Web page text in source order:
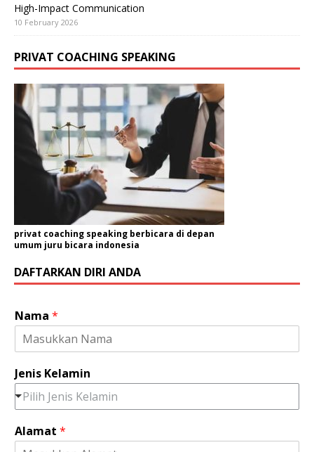
High-Impact Communication
10 February 2026
PRIVAT COACHING SPEAKING
privat coaching speaking berbicara di depan
umum juru bicara indonesia
DAFTARKAN DIRI ANDA
Nama *
Jenis Kelamin
Pilih Jenis Kelamin
N
o
Alamat *